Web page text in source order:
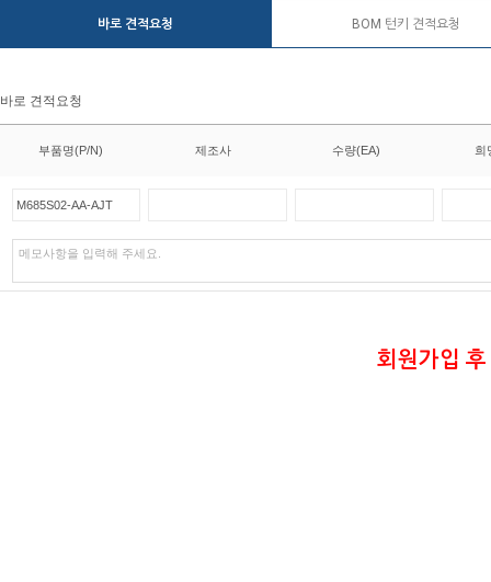
바로 견적요청 BOM 턴키 견적요청
바로 견적요청
부품명(P/N) 제조사 수량(EA) 희
회원가입